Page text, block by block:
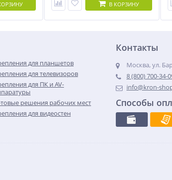
В КОРЗИНУ
для планшетов
для телевизоров
для ПК и AV-
решения рабочих мест
для видеостен
Контакты
Москва, ул.
8 (800) 700-34-
info@kron-
Способы